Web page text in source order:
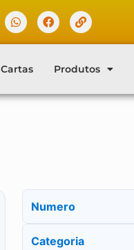
Cartas Produtos
Numero
Categoria